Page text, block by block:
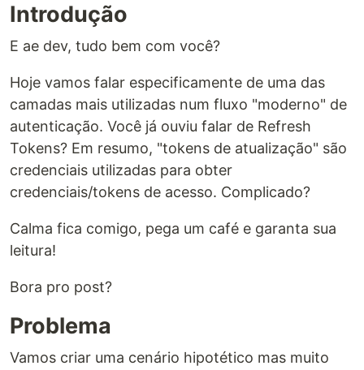
Introdução
E ae dev, tudo bem com você?
Hoje vamos falar especificamente de uma das
camadas mais utilizadas num fluxo "moderno" de
autenticação. Você já ouviu falar de Refresh
Tokens? Em resumo, "tokens de atualização" são
credenciais utilizadas para obter
credenciais/tokens de acesso. Complicado?
Calma fica comigo, pega um café e garanta sua
leitura!
Bora pro post?
Problema
Vamos criar uma cenário hipotético mas muito